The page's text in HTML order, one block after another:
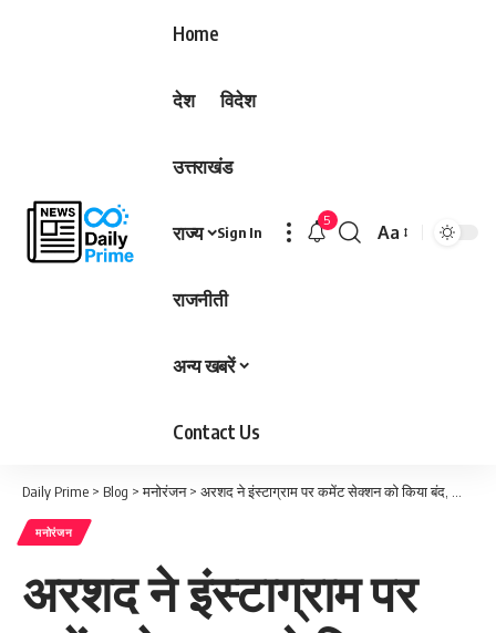
Home
देश विदेश
उत्तराखंड
राज्य
राजनीती
अन्य खबरें
Contact Us
Sign In
5
Font
Aa
Daily Prime > Blog >मनोरंजन> अरशद ने इंस्टाग्राम पर कमेंट सेक्शन को किया बंद, सोशल मीडिया ट्रोलिंग से परेशान…..
मनोरंजन
अरशद ने इंस्टाग्राम पर